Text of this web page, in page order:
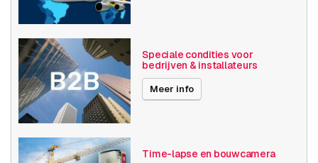
Power over Ethernet
Optische zoom
Videocompressie H265
Publicatiedatum 30-05-2022
Speciale condities voor
bedrijven & installateurs
Meer info
Time-lapse en bouwcamera